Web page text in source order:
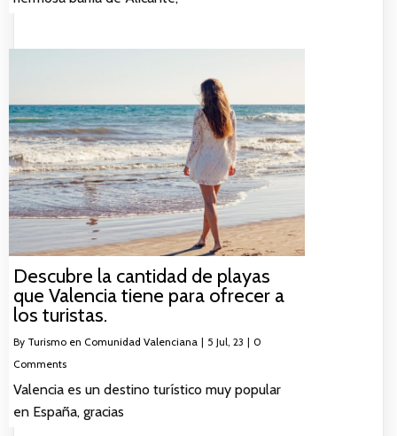
Descubre la cantidad de playas
que Valencia tiene para ofrecer a
los turistas.
By Turismo en Comunidad Valenciana | 5 Jul, 23 | 0
Comments
Valencia es un destino turístico muy popular
en España, gracias